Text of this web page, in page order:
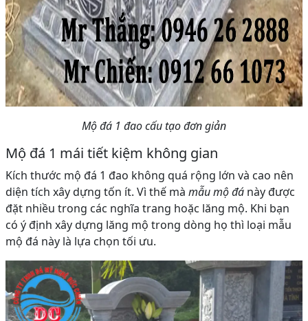
Mộ đá 1 đao cấu tạo đơn giản
Mộ đá 1 mái tiết kiệm không gian
Kích thước mộ đá 1 đao không quá rộng lớn và cao nên
diện tích xây dựng tốn ít. Vì thế mà mẫu mộ đá này được
đặt nhiều trong các nghĩa trang hoặc lăng mộ. Khi bạn
có ý định xây dựng lăng mộ trong dòng họ thì loại mẫu
mộ đá này là lựa chọn tối ưu.